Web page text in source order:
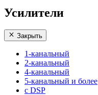
Усилители
Закрыть
1-канальный
2-канальный
4-канальный
5-канальный и более
с DSP